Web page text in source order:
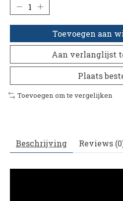
Toevoegen aan
Aan verlanglijst
Plaats
Toevoegen om te vergelijken
Beschrijving Reviews